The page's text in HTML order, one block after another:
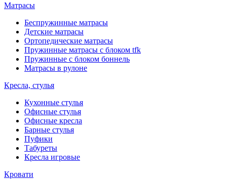
Матрасы
Беспружинные матрасы
Детские матрасы
Ортопедические матрасы
Пружинные матрасы с блоком tfk
Пружинные с блоком боннель
Матрасы в рулоне
Кресла, стулья
Кухонные стулья
Офисные стулья
Офисные кресла
Барные стулья
Пуфики
Табуреты
Кресла игровые
Кровати